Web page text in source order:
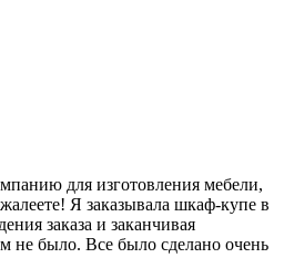
для изготовления мебели,
Я заказывала шкаф-купе в
заказа и заканчивая
не было. Все было сделано очень